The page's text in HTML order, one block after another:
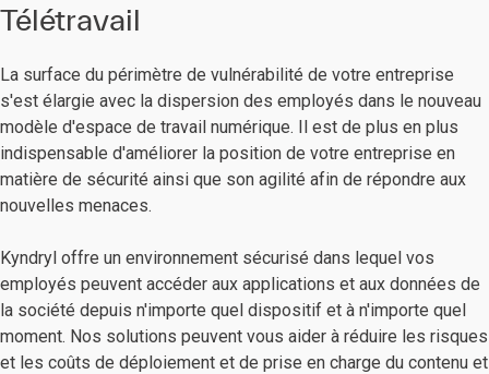
Télétravail
La surface du périmètre de vulnérabilité de votre entreprise
s'est élargie avec la dispersion des employés dans le nouveau
modèle d'espace de travail numérique. Il est de plus en plus
indispensable d'améliorer la position de votre entreprise en
matière de sécurité ainsi que son agilité afin de répondre aux
nouvelles menaces.
Kyndryl offre un environnement sécurisé dans lequel vos
employés peuvent accéder aux applications et aux données de
la société depuis n'importe quel dispositif et à n'importe quel
moment. Nos solutions peuvent vous aider à réduire les risques
et les coûts de déploiement et de prise en charge du contenu et